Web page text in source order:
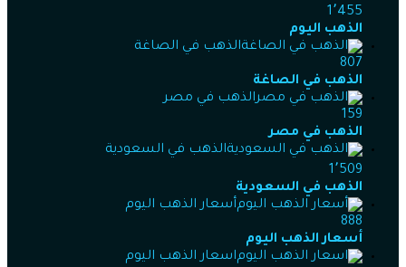
1٬455
الذهب اليوم
الذهب في الصاغة
807
الذهب في الصاغة
الذهب في مصر
159
الذهب في مصر
الذهب في السعودية
1٬509
الذهب في السعودية
أسعار الذهب اليوم
888
أسعار الذهب اليوم
اسعار الذهب اليوم